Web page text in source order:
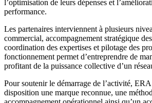
l’optimisation de leurs dépenses et
performance.
Les partenaires interviennent à plusieurs
commercial, accompagnement stratégique
coordination des expertises et pilotage des
fonctionnement permet d’entreprendre de
profitant de la puissance collective d’un
Pour soutenir le démarrage de l’activité,
disposition une marque reconnue, une